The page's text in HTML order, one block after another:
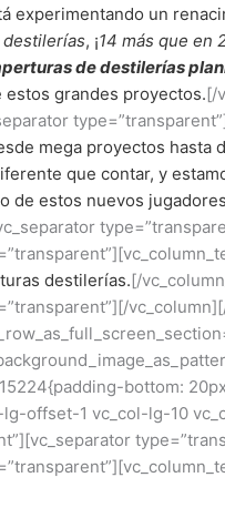
experimentando un
destilerías, ¡14 más que en
de destilerías
estos grandes proyectos.[/
mega proyectos hasta
que contar, y
de estos nuevos
destilerías.[/
bottom:
lg-offset-1 vc_col-lg-10